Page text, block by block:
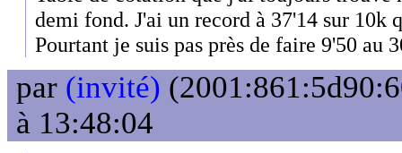
demi fond. J'ai un record à 37'14 sur 10k
Pourtant je suis pas près de faire 9'50 au
par (invité)
à 13:48:04